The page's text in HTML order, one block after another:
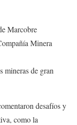
Marcobre
Minera
mineras de gran
desafíos y
como la